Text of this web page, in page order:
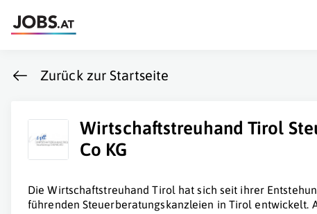
Zurück zur Startseite
Wirtschaftstreuhand Tirol
Co KG
Die Wirtschaftstreuhand Tirol hat sich seit ihrer
führenden Steuerberatungskanzleien in Tirol entwickelt.